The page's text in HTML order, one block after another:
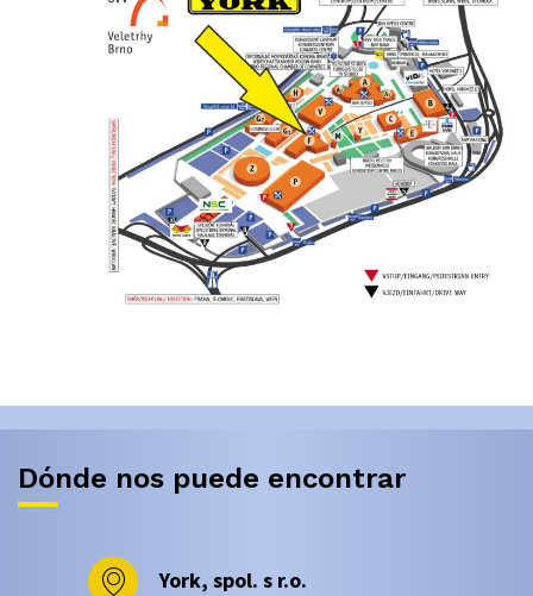
Dónde nos puede encontrar
York, spol. s r.o.